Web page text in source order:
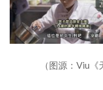
（图源：Viu《